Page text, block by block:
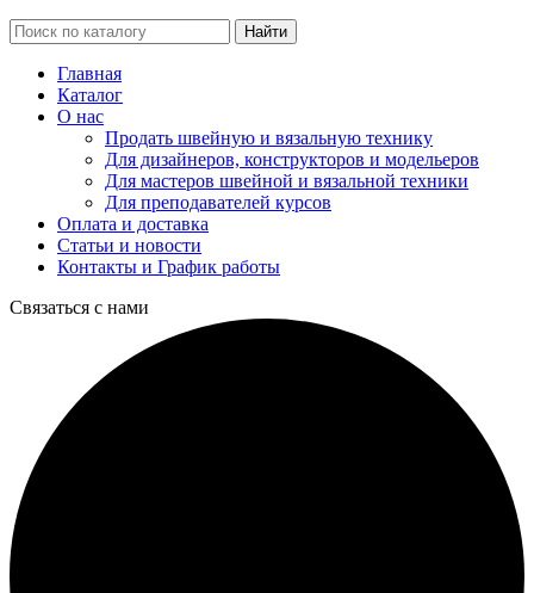
Найти
Главная
Каталог
О нас
Продать швейную и вязальную технику
Для дизайнеров, конструкторов и модельеров
Для мастеров швейной и вязальной техники
Для преподавателей курсов
Оплата и доставка
Статьи и новости
Контакты и График работы
Связаться с нами